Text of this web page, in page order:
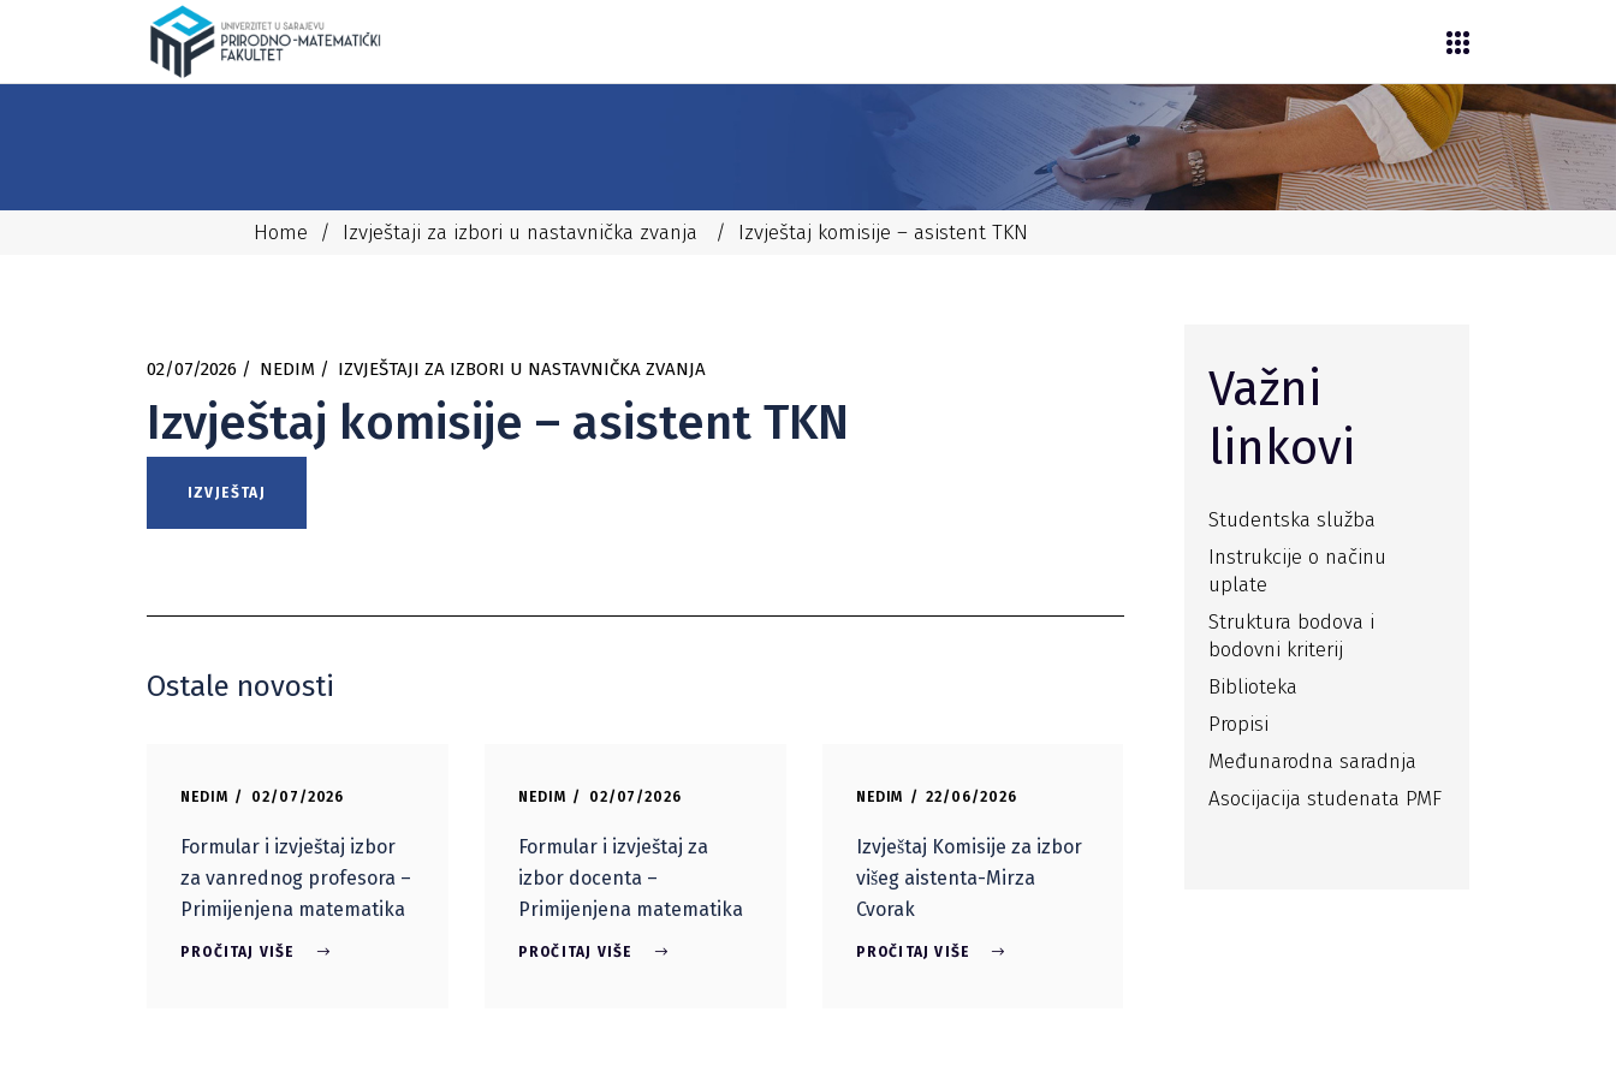
Home / Izvještaji za izbori u nastavnička zvanja / Izvještaj komisije – asistent TKN
02/07/2026 NEDIM IZVJEŠTAJI ZA IZBORI U NASTAVNIČKA ZVANJA
Izvještaj komisije – asistent TKN
IZVJEŠTAJ
Ostale novosti
NEDIM 02/07/2026
Formular i izvještaj izbor
za vanrednog profesora –
Primijenjena matematika
PROČITAJ VIŠE
NEDIM 02/07/2026
Formular i izvještaj za
izbor docenta –
Primijenjena matematika
PROČITAJ VIŠE
NEDIM 22/06/2026
Izvještaj Komisije za izbor
višeg aistenta-Mirza
Cvorak
PROČITAJ VIŠE
Važni
linkovi
Studentska služba
Instrukcije o načinu
uplate
Struktura bodova i
bodovni kriterij
Biblioteka
Propisi
Međunarodna saradnja
Asocijacija studenata PMF